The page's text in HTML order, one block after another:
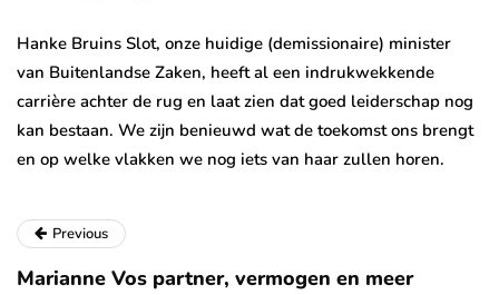
Hanke Bruins Slot, onze huidige (demissionaire) minister
van Buitenlandse Zaken, heeft al een indrukwekkende
carrière achter de rug en laat zien dat goed leiderschap nog
kan bestaan. We zijn benieuwd wat de toekomst ons brengt
en op welke vlakken we nog iets van haar zullen horen.
Previous
Marianne Vos partner, vermogen en meer